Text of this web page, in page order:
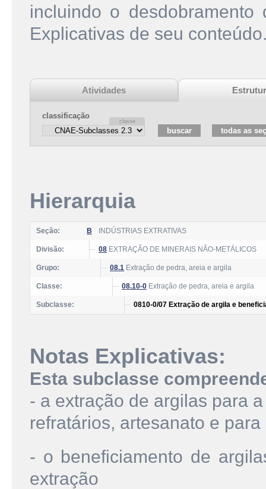
incluindo o
Explicativas de seu
Atividades
classificação
Hierarquia
Seção: B INDÚSTRIAS EXTRATIVAS
Divisão: 08 EXTRAÇÃO DE MINERAIS NÃO-METÁLICOS
Grupo: 08.1 Extração de pedra, areia e argila
Classe: 08.10-0 Extração de pedra, areia e argila
Subclasse: 0810-0/07 Extração de argila e
Notas Explicativas:
Esta subclasse
- a extração de argilas para
refratários, artesanato e
- o beneficiamento de
extração